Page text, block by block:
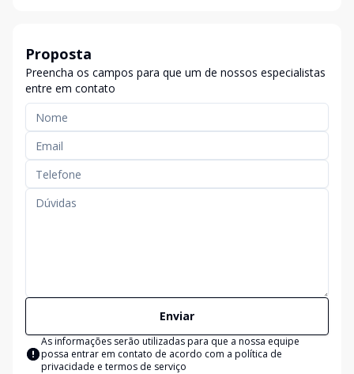
Proposta
Preencha os campos para que um de nossos especialistas
entre em contato
Enviar
As informações serão utilizadas para que a nossa equipe
possa entrar em contato de acordo com a política de
privacidade e termos de serviço